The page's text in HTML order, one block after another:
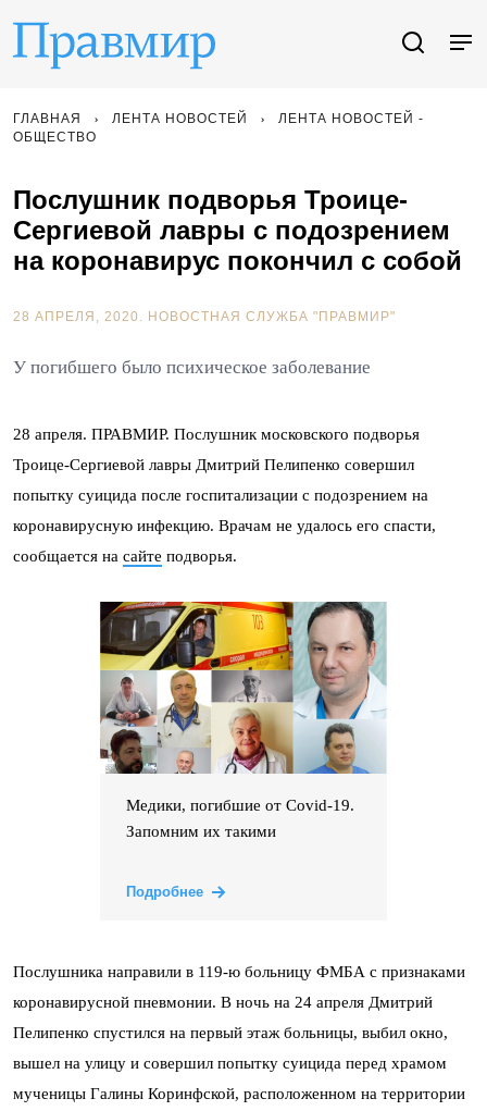
ГЛАВНАЯ ЛЕНТА НОВОСТЕЙ
ЛЕНТА НОВОСТЕЙ -
ОБЩЕСТВО
Послушник подворья Троице-
Сергиевой лавры с подозрением
на коронавирус покончил с собой
28 АПРЕЛЯ, 2020. НОВОСТНАЯ СЛУЖБА "ПРАВМИР"
У погибшего было психическое заболевание
28 апреля. ПРАВМИР. Послушник московского подворья
Троице-Сергиевой лавры Дмитрий Пелипенко совершил
попытку суицида после госпитализации с подозрением на
коронавирусную инфекцию. Врачам не удалось его спасти,
сообщается на сайте подворья.
Медики, погибшие от Covid-19.
Запомним их такими
Подробнее
Послушника направили в 119-ю больницу ФМБА с признаками
коронавирусной пневмонии. В ночь на 24 апреля Дмитрий
Пелипенко спустился на первый этаж больницы, выбил окно,
вышел на улицу и совершил попытку суицида перед храмом
мученицы Галины Коринфской, расположенном на территории